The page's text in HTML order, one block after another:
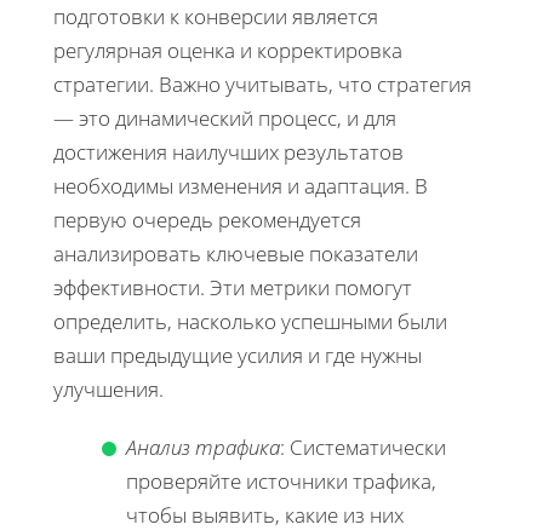
подготовки к конверсии является
регулярная оценка и корректировка
стратегии. Важно учитывать, что стратегия
— это динамический процесс, и для
достижения наилучших результатов
необходимы изменения и адаптация. В
первую очередь рекомендуется
анализировать ключевые показатели
эффективности. Эти метрики помогут
определить, насколько успешными были
ваши предыдущие усилия и где нужны
улучшения.
Анализ трафика: Систематически
проверяйте источники трафика,
чтобы выявить, какие из них